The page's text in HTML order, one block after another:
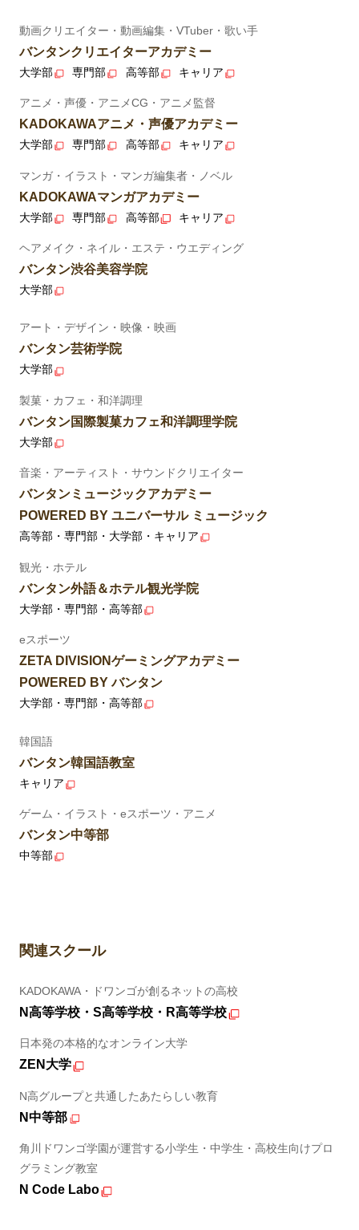
動画クリエイター・動画編集・VTuber・歌い手
バンタンクリエイターアカデミー
大学部 専門部 高等部 キャリア
アニメ・声優・アニメCG・アニメ監督
KADOKAWAアニメ・声優アカデミー
大学部 専門部 高等部 キャリア
マンガ・イラスト・マンガ編集者・ノベル
KADOKAWAマンガアカデミー
大学部 専門部 高等部 キャリア
ヘアメイク・ネイル・エステ・ウエディング
バンタン渋谷美容学院
大学部
アート・デザイン・映像・映画
バンタン芸術学院
大学部
製菓・カフェ・和洋調理
バンタン国際製菓カフェ和洋調理学院
大学部
音楽・アーティスト・サウンドクリエイター
バンタンミュージックアカデミー
POWERED BY ユニバーサル ミュージック
高等部・専門部・大学部・キャリア
観光・ホテル
バンタン外語＆ホテル観光学院
大学部・専門部・高等部
eスポーツ
ZETA DIVISIONゲーミングアカデミー
POWERED BY バンタン
大学部・専門部・高等部
韓国語
バンタン韓国語教室
キャリア
ゲーム・イラスト・eスポーツ・アニメ
バンタン中等部
中等部
関連スクール
KADOKAWA・ドワンゴが創るネットの高校
N高等学校・S高等学校・R高等学校
日本発の本格的なオンライン大学
ZEN大学
N高グループと共通したあたらしい教育
N中等部
角川ドワンゴ学園が運営する小学生・中学生・高校生向けプロ
グラミング教室
N Code Labo